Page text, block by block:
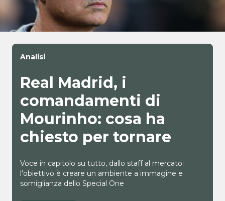
Analisi
Real Madrid, i
comandamenti di
Mourinho: cosa ha
chiesto per tornare
Voce in capitolo su tutto, dallo staff al mercato:
l'obiettivo è creare un ambiente a immagine e
somiglianza dello Special One